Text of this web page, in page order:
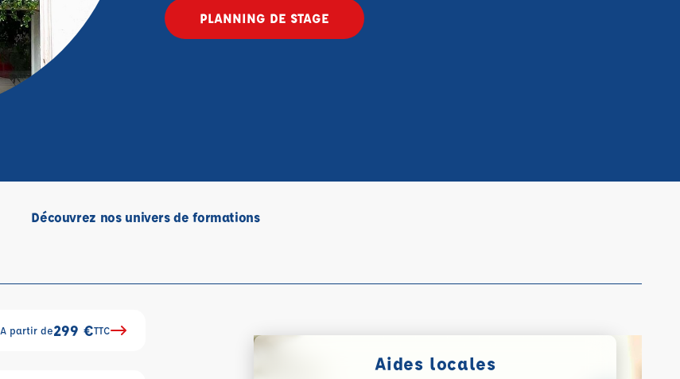
PLANNING DE STAGE
Découvrez nos univers de formations
A partir de299 €TTC
Aides locales